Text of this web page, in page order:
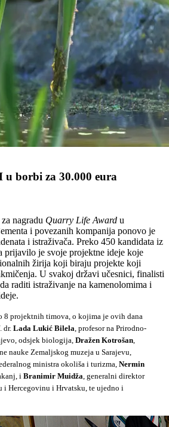
borbi za 30.000 eura
nagradu Quarry Life Award u
i povezanih kompanija ponovo je
i istraživača. Preko 450 kandidata iz
prijavilo je svoje projektne ideje koje
žirija koji biraju projekte koji
U svakoj državi učesnici, finalisti
raditi istraživanje na kamenolomima i
8 projektnih timova, o kojima je ovih dana
dr. Lada Lukić Bilela , profesor na Prirodno-
odsjek biologija, Dražen Kotrošan
nauke Zemaljskog muzeja u Sarajevu,
ministra okoliša i turizma, Nermin
i Branimir Muidža , generalni direktor
i Hercegovinu i Hrvatsku, te ujedno i